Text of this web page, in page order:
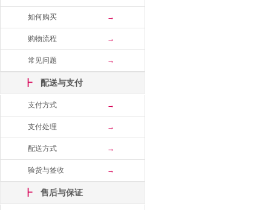
如何购买 →
购物流程 →
常见问题 →
┣配送与支付
支付方式 →
支付处理 →
配送方式 →
验货与签收 →
┣售后与保证